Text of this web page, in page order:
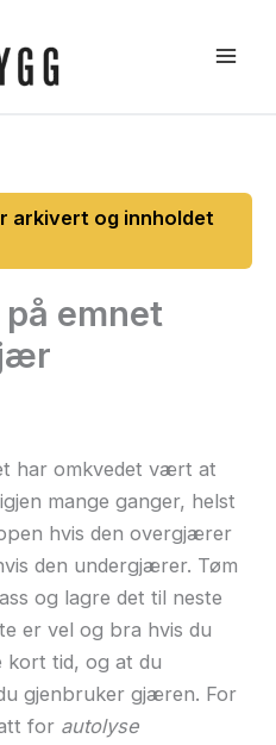
emnet
har omkvedet vært at
mange ganger, helst
hvis den overgjærer
den undergjærer. Tøm
og lagre det til neste
er vel og bra hvis du
kort tid, og at du
gjenbruker gjæren. For
for autolyse